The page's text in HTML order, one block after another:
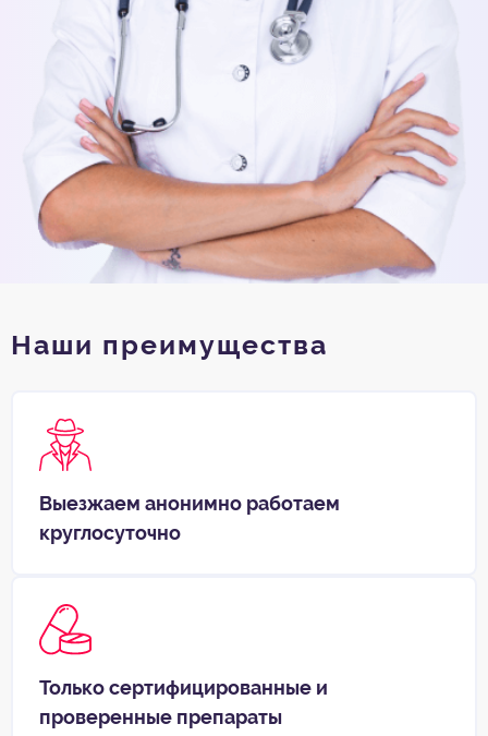
Наши преимущества
Выезжаем анонимно работаем
круглосуточно
Только сертифицированные и
проверенные препараты